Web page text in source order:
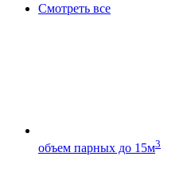
Смотреть все
объем парных до 15м3